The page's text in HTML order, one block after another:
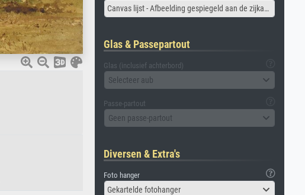
Canvas lijst - Afbeelding gespiegeld aan de zijkant
Glas & Passepartout
Glas (inclusief achterbord)
Selecteer aub
Passe-partout
Geen passe-partout
Diversen & Extra's
Foto hanger
Gekartelde fotohanger